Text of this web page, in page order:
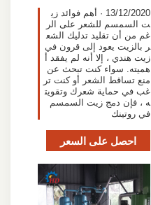
13/12/2020 · أهم فوائد زي
ت السمسم للشعر على الر
غم من أن تقليد تدليك الشع
ر بالزيت يعود إلى قرون في
زيت هندي ، إلا أنه لم يفقد أ
هميته. سواء كنت تبحث عن
منع تساقط الشعر أو كنت تر
غب في حماية شعرك وتقويت
ه ، فإن دمج زيت السمسم
في روتينك
احصل على السعر